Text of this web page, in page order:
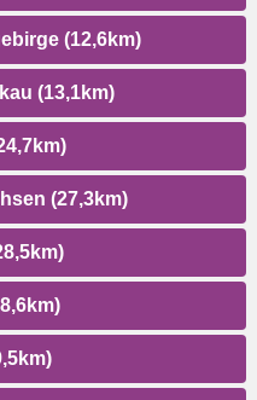
(12,6km)
(13,1km)
(27,3km)